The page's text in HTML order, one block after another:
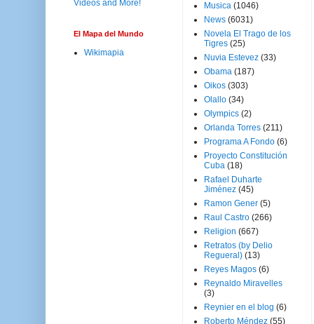
El Mapa del Mundo
Wikimapia
Musica (1046)
News (6031)
Novela El Trago de los
Tigres (25)
Nuvia Estevez (33)
Obama (187)
Oikos (303)
Olallo (34)
Olympics (2)
Orlanda Torres (211)
Programa A Fondo (6)
Proyecto Constitución
Cuba (18)
Rafael Duharte
Jiménez (45)
Ramon Gener (5)
Raul Castro (266)
Religion (667)
Retratos (by Delio
Regueral) (13)
Reyes Magos (6)
Reynaldo Miravelles
(3)
Reynier en el blog (6)
Roberto Méndez (55)